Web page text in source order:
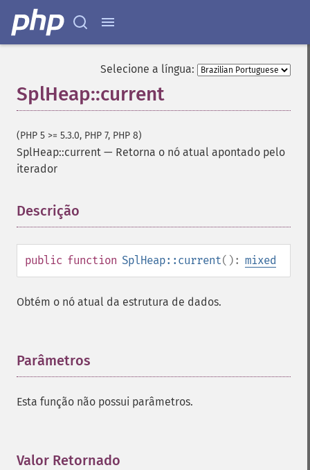
Selecione a língua:
SplHeap::current
(PHP 5 >= 5.3.0, PHP 7, PHP 8)
SplHeap::current — Retorna o nó atual apontado pelo
iterador
Descrição
public function SplHeap::current(): mixed
Obtém o nó atual da estrutura de dados.
Parâmetros
Esta função não possui parâmetros.
Valor Retornado